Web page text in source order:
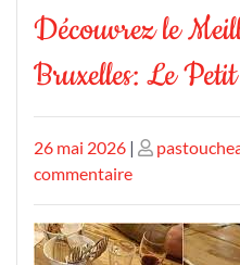
Découvrez le
Bruxelles: Le
Publié
le
26 mai 2026 | Publié
commentairesur
le
Meilleur